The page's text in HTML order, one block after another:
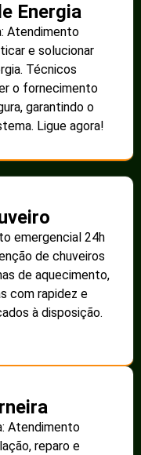
Energia
Atendimento
e solucionar
Técnicos
o fornecimento
garantindo o
Ligue agora!
emergencial 24h
de chuveiros
de aquecimento,
com rapidez e
à disposição.
Atendimento
reparo e